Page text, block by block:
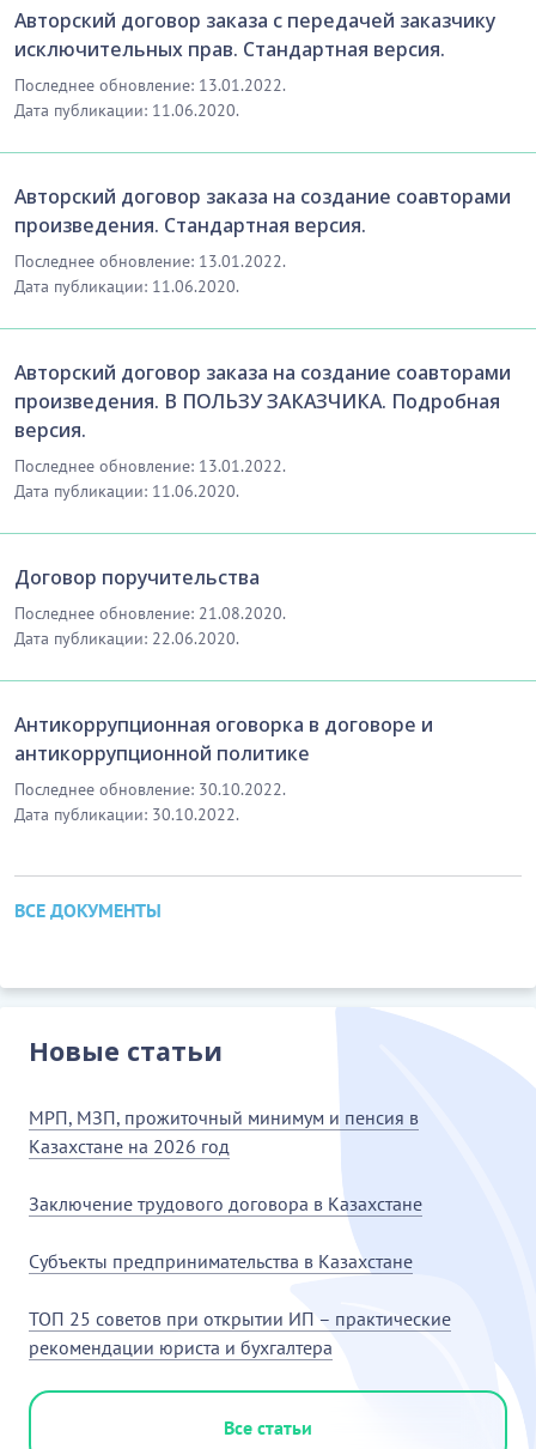
предъявлять другой Стороне требования об уплате
неустойки (штрафа, пени) и возмещении ущерба
(убытков). Предъявление указанных требований
является правом, а не обязанностью Сторон.
…………………………
скачивания]
8. ЮРИСДИКЦИЯ И ПРИМЕНИМОЕ ПРАВО
разногласий, вытекающих из настоящего договора,
путем переговоров, переписки и предъявления
претензий.
…………………………
[Скрытый текст. Полная версия доступна после
скачивания]
9. СРОК ДЕЙСТВИЯ, ПОРЯДОК ИЗМЕНЕНИЯ И
РАСТОРЖЕНИЯ ДОГОВОРА
представителями), указанной на первой странице
настоящего договора, и действует до полного
исполнения Сторонами обязательств по нему.
.....................
44.
Нарушение Автором обязательств по
настоящему договору признается существенным в
…………………………
[Скрытый текст. Полная версия доступна после
скачивания]
46.
Множественность копий и язык договора.
Настоящий договор составлен по обоюдному
согласию Сторон на русском языке в двух
подлинных экземплярах, имеющих равную
юридическую силу, подписан и вручен по одному
..............
49. Персональные данные............
…………………………
Авторский договор заказа с передачей заказчику
исключительных прав. Стандартная версия.
Последнее обновление: 13.01.2022.
Дата публикации: 11.06.2020.
Авторский договор заказа на создание соавторами
произведения. Стандартная версия.
Последнее обновление: 13.01.2022.
Дата публикации: 11.06.2020.
Авторский договор заказа на создание соавторами
произведения. В ПОЛЬЗУ ЗАКАЗЧИКА. Подробная
версия.
Последнее обновление: 13.01.2022.
Дата публикации: 11.06.2020.
Договор поручительства
Последнее обновление: 21.08.2020.
Дата публикации: 22.06.2020.
Антикоррупционная оговорка в договоре и
антикоррупционной политике
Последнее обновление: 30.10.2022.
Дата публикации: 30.10.2022.
ВСЕ ДОКУМЕНТЫ
Новые статьи
МРП, МЗП, прожиточный минимум и пенсия в
Казахстане на 2026 год
Заключение трудового договора в Казахстане
Субъекты предпринимательства в Казахстане
ТОП 25 советов при открытии ИП – практические
рекомендации юриста и бухгалтера
Все статьи